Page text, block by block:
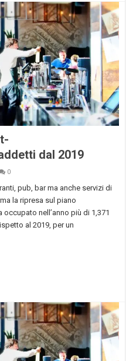
dal 2019
0
pub, bar ma anche servizi di
la ripresa sul piano
nell’anno più di 1,371
al 2019, per un